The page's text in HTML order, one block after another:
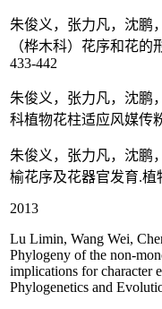
朱俊义，张力凡，沈鹏
（桦木科）花序和花的
433-442
朱俊义，张力凡，沈鹏
科植物花柱适应风媒传
朱俊义，张力凡，沈鹏
榆花序及花器官发育.植
2013
Lu Limin, Wang Wei,
Phylogeny of the non-
implications for character
Phylogenetics and